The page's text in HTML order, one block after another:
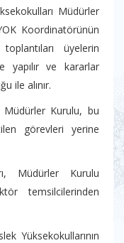
Müdürler
Koordinatörünün
üyelerin
yapılır ve kararlar
ile alınır.
Müdürler Kurulu, bu
görevleri yerine
Müdürler Kurulu
temsilcilerinden
Yüksekokullarının